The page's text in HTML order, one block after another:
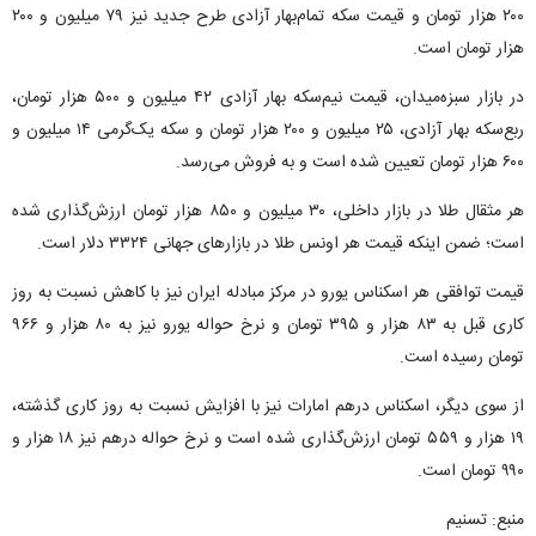
۲۰۰ هزار تومان و قیمت سکه تمام‌بهار آزادی طرح جدید نیز ۷۹ میلیون و ۲۰۰
هزار تومان است.
در بازار سبزه‌میدان، قیمت نیم‌سکه بهار آزادی ۴۲ میلیون و ۵۰۰ هزار تومان،
ربع‌سکه بهار آزادی، ۲۵ میلیون و ۲۰۰ هزار تومان و سکه یک‌گرمی ۱۴ میلیون و
۶۰۰ هزار تومان تعیین شده است و به فروش می‌رسد.
هر مثقال طلا در بازار داخلی، ۳۰ میلیون و ۸۵۰ هزار تومان ارزش‌گذاری شده
است؛ ضمن اینکه قیمت هر اونس طلا در بازار‌های جهانی ۳۳۲۴ دلار است.
قیمت توافقی هر اسکناس یورو در مرکز مبادله ایران نیز با کاهش نسبت به روز
کاری قبل به ۸۳ هزار و ۳۹۵ تومان و نرخ حواله یورو نیز به ۸۰ هزار و ۹۶۶
تومان رسیده است.
از سوی دیگر، اسکناس درهم امارات نیز با افزایش نسبت به روز کاری گذشته،
۱۹ هزار و ۵۵۹ تومان ارزش‌گذاری شده است و نرخ حواله درهم نیز ۱۸ هزار و
۹۹۰ تومان است.
منبع: تسنیم